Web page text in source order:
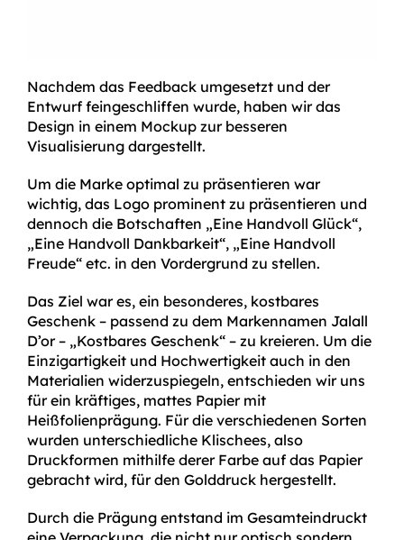
Nachdem das Feedback umgesetzt und der
Entwurf feingeschliffen wurde, haben wir das
Design in einem Mockup zur besseren
Visualisierung dargestellt.
Um die Marke optimal zu präsentieren war
wichtig, das Logo prominent zu präsentieren und
dennoch die Botschaften „Eine Handvoll Glück“,
„Eine Handvoll Dankbarkeit“, „Eine Handvoll
Freude“ etc. in den Vordergrund zu stellen.
Das Ziel war es, ein besonderes, kostbares
Geschenk – passend zu dem Markennamen Jalall
D’or – „Kostbares Geschenk“ – zu kreieren. Um die
Einzigartigkeit und Hochwertigkeit auch in den
Materialien widerzuspiegeln, entschieden wir uns
für ein kräftiges, mattes Papier mit
Heißfolienprägung. Für die verschiedenen Sorten
wurden unterschiedliche Klischees, also
Druckformen mithilfe derer Farbe auf das Papier
gebracht wird, für den Golddruck hergestellt.
Durch die Prägung entstand im Gesamteindruckt